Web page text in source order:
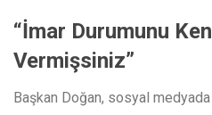
“İmar Durumunu
Vermişsiniz”
Başkan Doğan, sosyal